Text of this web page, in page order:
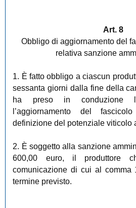
Art. 8
Obbligo di aggiornamento del
relativa sanzione
1. È fatto obbligo a ciascun
sessanta giorni dalla fine della
ha preso in conduzione
l’aggiornamento del
definizione del potenziale viticolo
2. È soggetto alla sanzione
600,00 euro, il produttore
comunicazione di cui al comma
termine previsto.